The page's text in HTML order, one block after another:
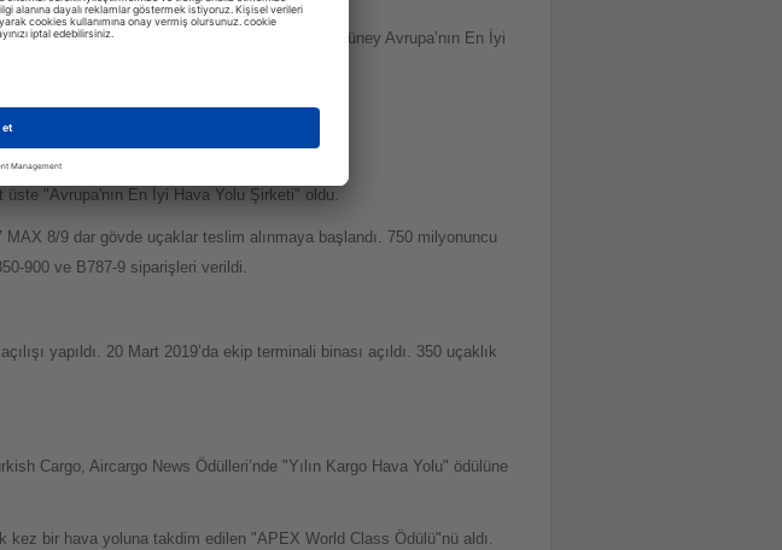
"Avrupa’nın En İyi Havayolu Şirketi", "Güney Avrupa’nın En İyi
yolu şirketi oldu.
"Avrupa'nın En İyi Hava Yolu Şirketi" seçildi.
üste "Avrupa'nın En İyi Hava Yolu Şirketi" oldu.
8/9 dar gövde uçaklar teslim alınmaya başlandı. 750 milyonuncu
900 ve B787-9 siparişleri verildi.
yapıldı. 20 Mart 2019’da ekip terminali binası açıldı. 350 uçaklık
Cargo, Aircargo News Ödülleri’nde "Yılın Kargo Hava Yolu" ödülüne
kez bir hava yoluna takdim edilen "APEX World Class Ödülü"nü aldı.